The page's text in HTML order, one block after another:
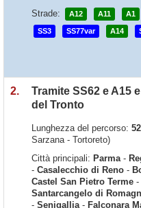
Strade:
A12 A11 A1
SS3 SS77var A14
2.
Tramite SS62 e A15
del Tronto
Lunghezza del percorso:
Sarzana - Tortoreto)
Città principali: Parma-
- Casalecchio di Reno -
Castel San Pietro Terme -
Santarcangelo di
- Senigallia- Falconara